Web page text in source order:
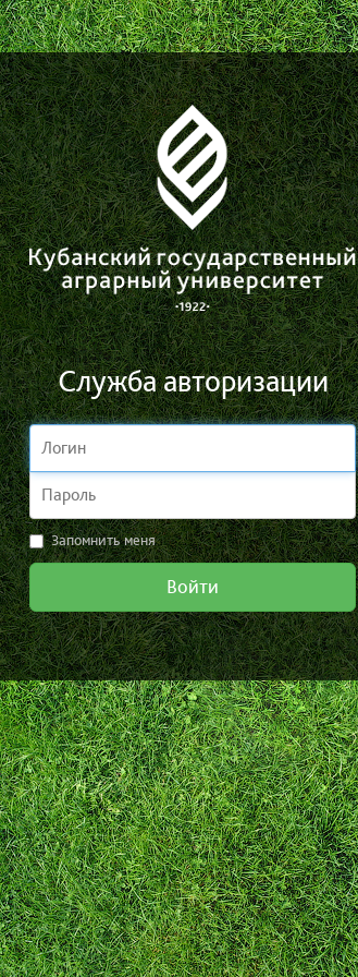
Служба авторизации
Запомнить меня
Войти